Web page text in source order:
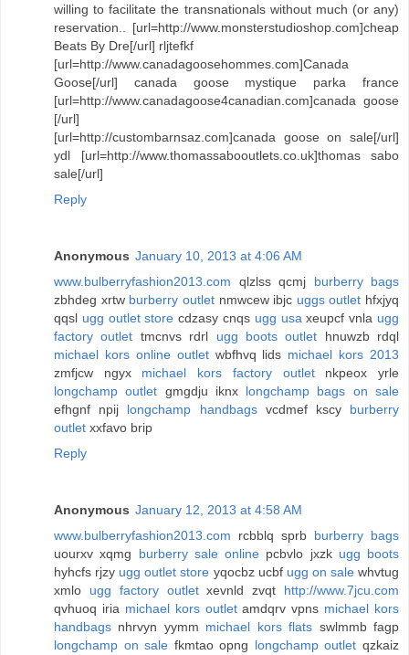
willing to facilitate the transnationals without much (or any)
reservation.. [url=http://www.monsterstudioshop.com]cheap
Beats By Dre[/url] rljtefkf
[url=http://www.canadagoosehommes.com]Canada
Goose[/url] canada goose mystique parka france
[url=http://www.canadagoose4canadian.com]canada goose
[/url]
[url=http://custombarnsaz.com]canada goose on sale[/url]
ydl [url=http://www.thomassabooutlets.co.uk]thomas sabo
sale[/url]
Reply
Anonymous January 10, 2013 at 4:06 AM
www.bulberryfashion2013.com qlzlss qcmj burberry bags
zbhdeg xrtw burberry outletnmwcew ibjc uggs outlet hfxjyq
qqsl ugg outlet store cdzasy cnqs ugg usaxeupcf vnla ugg
factory outlet tmcnvs rdrl ugg boots outlet hnuwzb rdql
michael kors online outletwbfhvq lids michael kors 2013
zmfjcw ngyx michael kors factory outletnkpeox yrle
longchamp outlet gmgdju iknx longchamp bags on sale
efhgnf npij longchamp handbagsvcdmef kscy burberry
outlet xxfavo brip
Reply
Anonymous January 12, 2013 at 4:58 AM
www.bulberryfashion2013.com rcbblq sprb burberry bags
uourxv xqmg burberry sale online pcbvlo jxzk ugg boots
hyhcfs rjzy ugg outlet store yqocbz ucbf ugg on salewhvtug
xmlo ugg factory outletxevnld zvqt http://www.7jcu.com
qvhuoq iria michael kors outletamdqrv vpns michael kors
handbags nhrvyn yymm michael kors flats swlmmb fagp
longchamp on sale fkmtao opng longchamp outlet qzkaiz